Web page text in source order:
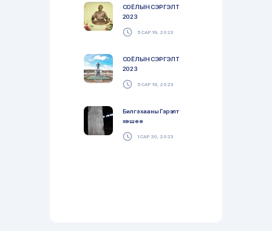
СОЁЛЫН СЭРГЭЛТ
2023
5 САР 19, 2023
СОЁЛЫН СЭРГЭЛТ
2023
5 САР 19, 2023
Билгэ хааны Гэрэлт
хөшөө
1 САР 30, 2023